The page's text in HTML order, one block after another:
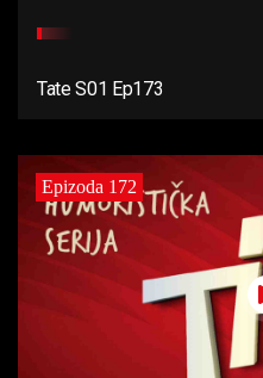
Tate S01 Ep173
Epizoda 172